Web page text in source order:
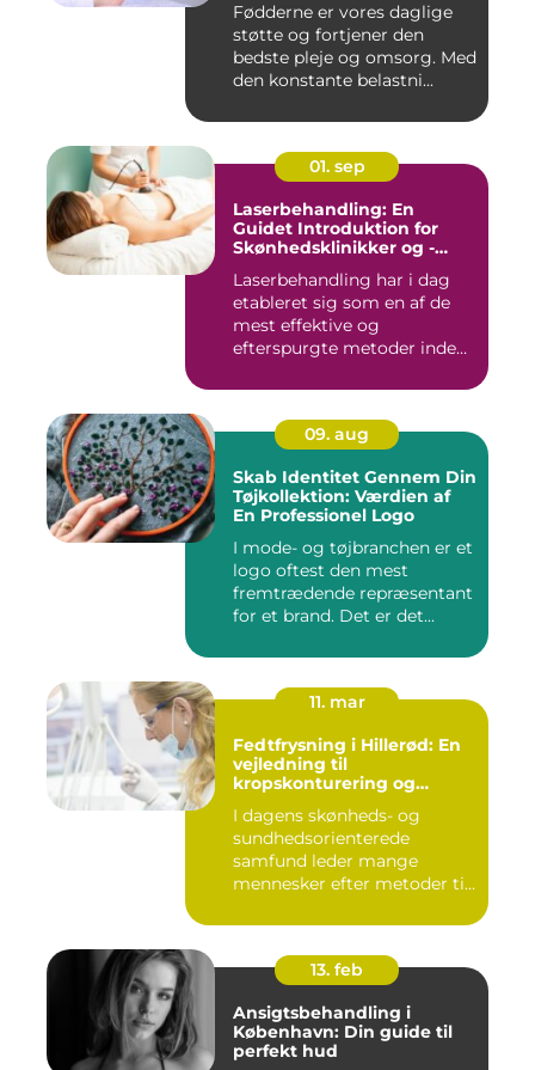
Fødderne er vores daglige
støtte og fortjener den
bedste pleje og omsorg. Med
den konstante belastni...
01. sep
Laserbehandling: En
Guidet Introduktion for
Skønhedsklinikker og -
Laserbehandling har i dag
etableret sig som en af de
mest effektive og
efterspurgte metoder inden
09. aug
Skab Identitet Gennem Din
Tøjkollektion: Værdien af
En Professionel Logo
I mode- og tøjbranchen er et
logo oftest den mest
fremtrædende repræsentant
for et brand. Det er det...
11. mar
Fedtfrysning i Hillerød: En
vejledning til
kropskonturering og
I dagens skønheds- og
sundhedsorienterede
samfund leder mange
mennesker efter metoder til
13. feb
Ansigtsbehandling i
København: Din guide til
perfekt hud